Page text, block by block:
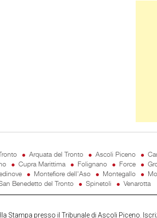
Arquata del Tronto Ascoli Piceno
Cupra Marittima Folignano Force
Montefiore dell'Aso Montegallo
Benedetto del Tronto Spinetoli Venarotta
Stampa presso il Tribunale di Ascoli Piceno.